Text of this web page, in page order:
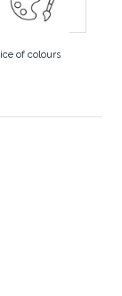
of colours